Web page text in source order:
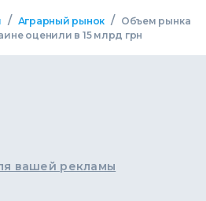
/ Аграрный рынок /
Объем рынка
оценили в 15 млрд грн
вашей рекламы